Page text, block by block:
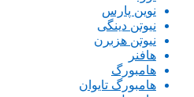
نوین پارس
نیوتن دینگی
نیوتن هزبرن
هافنر
هامبورگ
هامبورگ تایوان